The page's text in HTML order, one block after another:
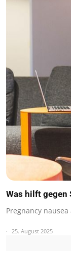
Was hilft gegen
Pregnancy
25. August 2025